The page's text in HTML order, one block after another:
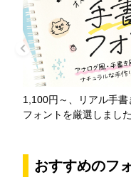
1,100円～、リアル手
フォントを厳選しました
おすすめのフ